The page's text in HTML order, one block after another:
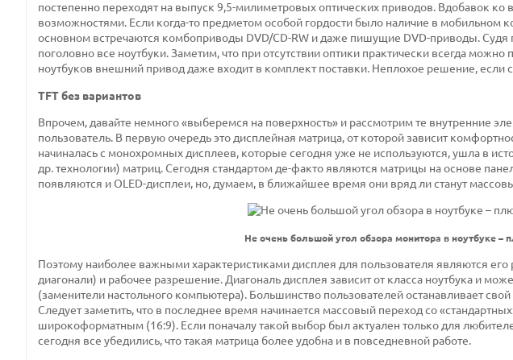
постепенно переходят на выпуск 9,5-милиметровых оптических приводов. Вдобавок ко
возможностями. Если когда-то предметом особой гордости было наличие в мобильном
основном встречаются комбоприводы DVD/CD-RW и даже пишущие DVD-приводы. Судя
поголовно все ноутбуки. Заметим, что при отсутствии оптики практически всегда
ноутбуков внешний привод даже входит в комплект поставки. Неплохое решение, если
TFT без вариантов
Впрочем, давайте немного «выберемся на поверхность» и рассмотрим те внутренние
пользователь. В первую очередь это дисплейная матрица, от которой зависит
начиналась с монохромных дисплеев, которые сегодня уже не используются, ушла в
др. технологии) матриц. Сегодня стандартом де-факто являются матрицы на основе
появляются и OLED-дисплеи, но, думаем, в ближайшее время они вряд ли станут
Не очень большой угол обзора монитора в ноутбуке –
Поэтому наиболее важными характеристиками дисплея для пользователя являются
диагонали) и рабочее разрешение. Диагональ дисплея зависит от класса ноутбука и
(заменители настольного компьютера). Большинство пользователей останавливает
Следует заметить, что в последнее время начинается массовый переход со
широкоформатным (16:9). Если поначалу такой выбор был актуален только для
сегодня все убедились, что такая матрица более удобна и в повседневной работе.